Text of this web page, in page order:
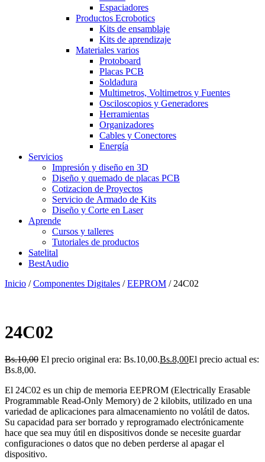
Espaciadores
Productos Ecrobotics
Kits de ensamblaje
Kits de aprendizaje
Materiales varios
Protoboard
Placas PCB
Soldadura
Multimetros, Voltimetros y Fuentes
Osciloscopios y Generadores
Herramientas
Organizadores
Cables y Conectores
Energía
Servicios
Impresión y diseño en 3D
Diseño y quemado de placas PCB
Cotizacion de Proyectos
Servicio de Armado de Kits
Diseño y Corte en Laser
Aprende
Cursos y talleres
Tutoriales de productos
Satelital
BestAudio
Inicio /Componentes Digitales /EEPROM / 24C02
24C02
Bs.10,00 El precio original era: Bs.10,00.Bs.8,00El precio actual es:
Bs.8,00.
El 24C02 es un chip de memoria EEPROM (Electrically Erasable
Programmable Read-Only Memory) de 2 kilobits, utilizado en una
variedad de aplicaciones para almacenamiento no volátil de datos.
Su capacidad para ser borrado y reprogramado electrónicamente
hace que sea muy útil en dispositivos donde se necesite guardar
configuraciones o datos que no deben perderse al apagar el
dispositivo.